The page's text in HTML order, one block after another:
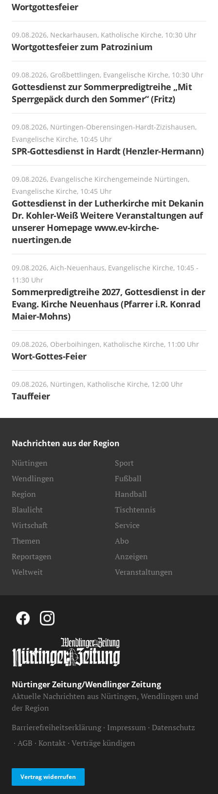
Wortgottesfeier
09.08.2026, Neckarhausen, Katholische Kirche, 10:30 Uhr
Wortgottesfeier zum Patrozinium
09.08.2026, Großbettlingen, Evangelische Kirche, 10:30 Uhr
Gottesdienst zur Sommerpredigtreihe „Mit
Sperrgepäck durch den Sommer“ (Fritz)
09.08.2026, Nürtingen-Oberensingen-Hardt-Zizishausen,
Evangelische Kirche, 10:45 Uhr
SPR-Gottesdienst in Hardt (Henzler-Hermann)
09.08.2026, Evangelische Kirchengemeinde Nürtingen,
Evangelische Kirche, 10:45 Uhr
Gottesdienst in der Lutherkirche mit Dekanin
Dr. Kohler-Weiß Weitere Veranstaltungen auf
unserer Homepage www.ev-kirche-
nuertingen.de
09.08.2026, Aich-Neuenhaus, Evangelische Kirche, 10:45 -
11:30 Uhr
Sommerpredigtreihe 2027, Gottesdienst in der
Evang. Kirche Neuenhaus (Pfarrer i.R. Konrad
Maier-Mohns)
09.08.2026, Oberboihingen, Katholische Kirche, 11:00 Uhr
Wort-Gottes-Feier
09.08.2026, Nürtingen, Katholische Kirche, 12:00 Uhr
Tauffeier
Nachrichten aus der Region
Nürtingen
Wendlingen
Region
Blaulicht
Sport
Fußball
Handball
Tischtennis
Wirtschaft
Themen
Reportagen
Weltweit
Service
Abo
Anzeigen
Veranstaltungen
Nürtinger Zeitung/Wendlinger Zeitung
Aktuelle Nachrichten aus Nürtingen, Wendlingen und
der Region
Barrierefreiheitserklärung Impressum Datenschutz
AGB Kontakt Verträge kündigen
Vertrag widerrufen